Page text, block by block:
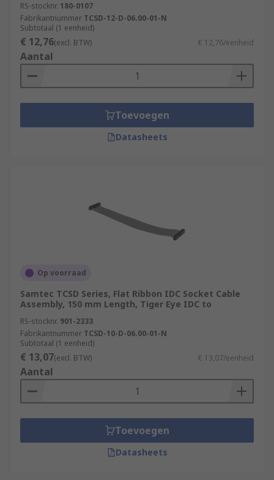
RS-stocknr. 180-0107
Fabrikantnummer TCSD-12-D-06.00-01-N
Subtotaal (1 eenheid)
€ 12,76(excl. BTW) € 12,76/eenheid
Aantal
Toevoegen
Datasheets
Op voorraad
Samtec TCSD Series, Flat Ribbon IDC Socket Cable
Assembly, 150 mm Length, Tiger Eye IDC to
RS-stocknr. 901-2333
Fabrikantnummer TCSD-10-D-06.00-01-N
Subtotaal (1 eenheid)
€ 13,07(excl. BTW) € 13,07/eenheid
Aantal
Toevoegen
Datasheets